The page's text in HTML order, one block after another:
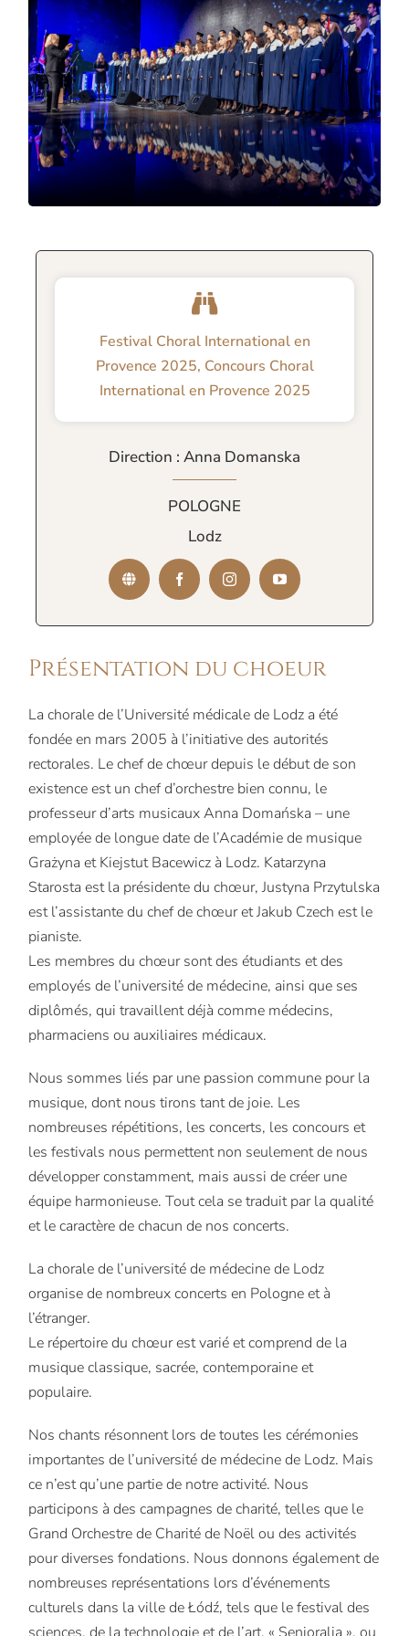
Présentation du choeur
La chorale de l’Université médicale de Lodz a été
fondée en mars 2005 à l’initiative des autorités
rectorales. Le chef de chœur depuis le début de son
existence est un chef d’orchestre bien connu, le
professeur d’arts musicaux Anna Domańska – une
employée de longue date de l’Académie de musique
Grażyna et Kiejstut Bacewicz à Lodz. Katarzyna
Starosta est la présidente du chœur, Justyna Przytulska
est l’assistante du chef de chœur et Jakub Czech est le
pianiste.
Les membres du chœur sont des étudiants et des
employés de l’université de médecine, ainsi que ses
diplômés, qui travaillent déjà comme médecins,
pharmaciens ou auxiliaires médicaux.
Nous sommes liés par une passion commune pour la
musique, dont nous tirons tant de joie. Les
nombreuses répétitions, les concerts, les concours et
les festivals nous permettent non seulement de nous
développer constamment, mais aussi de créer une
équipe harmonieuse. Tout cela se traduit par la qualité
et le caractère de chacun de nos concerts.
La chorale de l’université de médecine de Lodz
organise de nombreux concerts en Pologne et à
l’étranger.
Le répertoire du chœur est varié et comprend de la
musique classique, sacrée, contemporaine et
populaire.
Nos chants résonnent lors de toutes les cérémonies
importantes de l’université de médecine de Lodz. Mais
ce n’est qu’une partie de notre activité. Nous
participons à des campagnes de charité, telles que le
Grand Orchestre de Charité de Noël ou des activités
pour diverses fondations. Nous donnons également de
nombreuses représentations lors d’événements
culturels dans la ville de Łódź, tels que le festival des
Festival Choral International en
Provence 2025, Concours Choral
International en Provence 2025
Direction : Anna Domanska
POLOGNE
Lodz